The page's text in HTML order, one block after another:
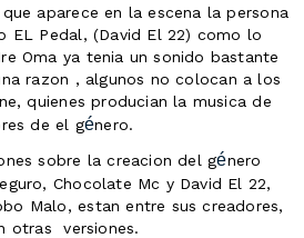
aparece en la escena la persona
EL Pedal, (David El 22) como lo
Oma ya tenia un sonido bastante
razon , algunos no colocan a los
quienes producian la musica de
de el género.
sobre la creacion del género
Chocolate Mc y David El 22,
Malo, estan entre sus creadores,
otras versiones.